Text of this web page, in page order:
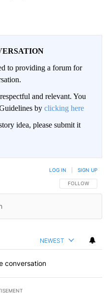
to providing a forum for
and relevant. You
by clicking here
idea, please submit it
FOLLOW THIS
FOLLOW
LOG IN SIGN UP
NEWEST
conversation